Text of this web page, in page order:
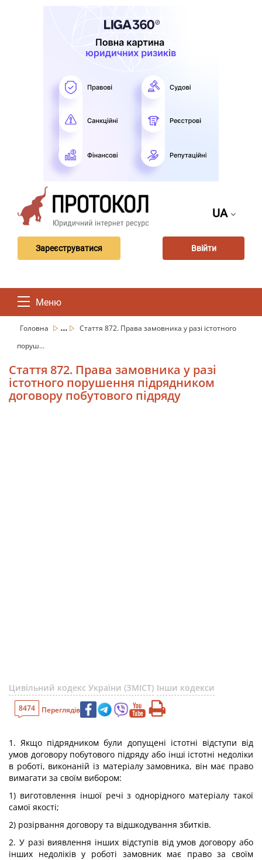
UA
Зареєструватися Ввійти
Меню
Головна ...
Стаття 872. Права замовника у разі істотного
поруш...
Стаття 872. Права замовника у разі
істотного порушення підрядником
договору побутового підряду
Цивільний кодекс України (ЗМІСТ) Інши кодекси
8474 Переглядів
1. Якщо підрядником були допущені істотні відступи від
умов договору побутового підряду або інші істотні недоліки
в роботі, виконаній із матеріалу замовника, він має право
вимагати за своїм вибором:
1) виготовлення іншої речі з однорідного матеріалу такої
самої якості;
2) розірвання договору та відшкодування збитків.
2. У разі виявлення інших відступів від умов договору або
інших недоліків у роботі замовник має право за своїм